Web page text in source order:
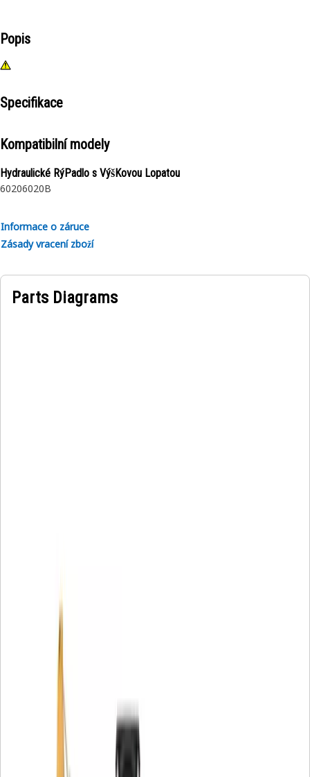
Popis
Specifikace
Kompatibilní modely
Hydraulické RýPadlo s VýšKovou Lopatou
60206020B
Informace o záruce
Zásady vracení zboží
Parts Diagrams